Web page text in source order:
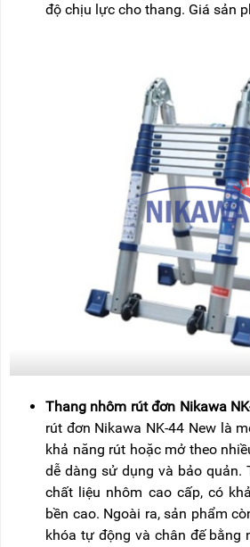
độ chịu lực cho thang. Giá sản
Thang nhôm rút đơn Nikawa
rút đơn Nikawa NK-44 New là
khả năng rút hoặc mở theo
dễ dàng sử dụng và bảo quản.
chất liệu nhôm cao cấp, có
bền cao. Ngoài ra, sản phẩm
khóa tự động và chân đế bằng